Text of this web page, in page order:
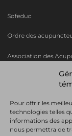
Pour offrir les
technologies telles
informations des
nous permettra de
Sofeduc
Ordre des
Association des
Collège de Rosemont